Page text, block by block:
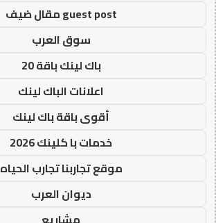
guest post مقال ضيف
سوق العرب
باك لينك باقة 20
اعلانات الباك لينك
أقوى باقة باك لينك
خدمات با كلينك 2026
موقع تجاربنا تجارب الحياه
ديوان العرب